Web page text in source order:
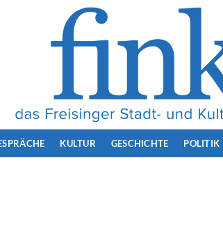
KULTUR GESCHICHTE POLITIK